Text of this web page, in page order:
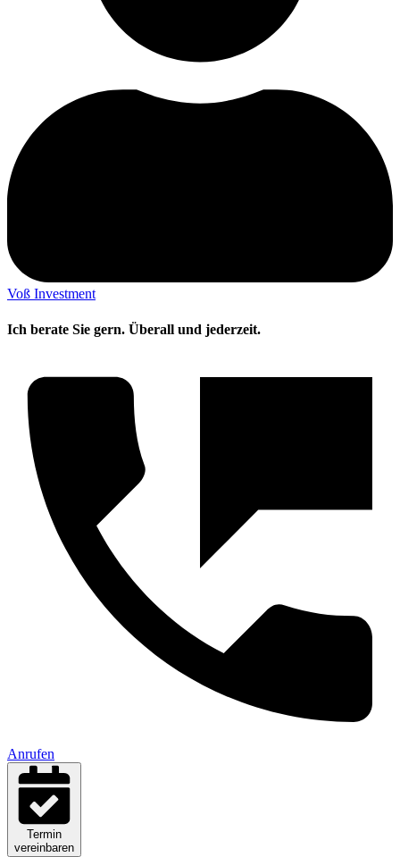
Voß Investment
Ich berate Sie gern. Überall und jederzeit.
Anrufen
Termin
vereinbaren